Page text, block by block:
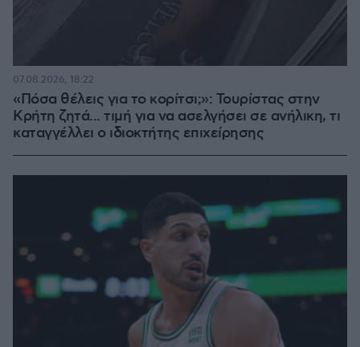
«Πόσα θέλεις για το κορίτσι;»: Τουρίστας στην
Κρήτη ζητά... τιμή για να ασελγήσει σε ανήλικη, τι
καταγγέλλει ο ιδιοκτήτης επιχείρησης
07.08.2026, 18:22